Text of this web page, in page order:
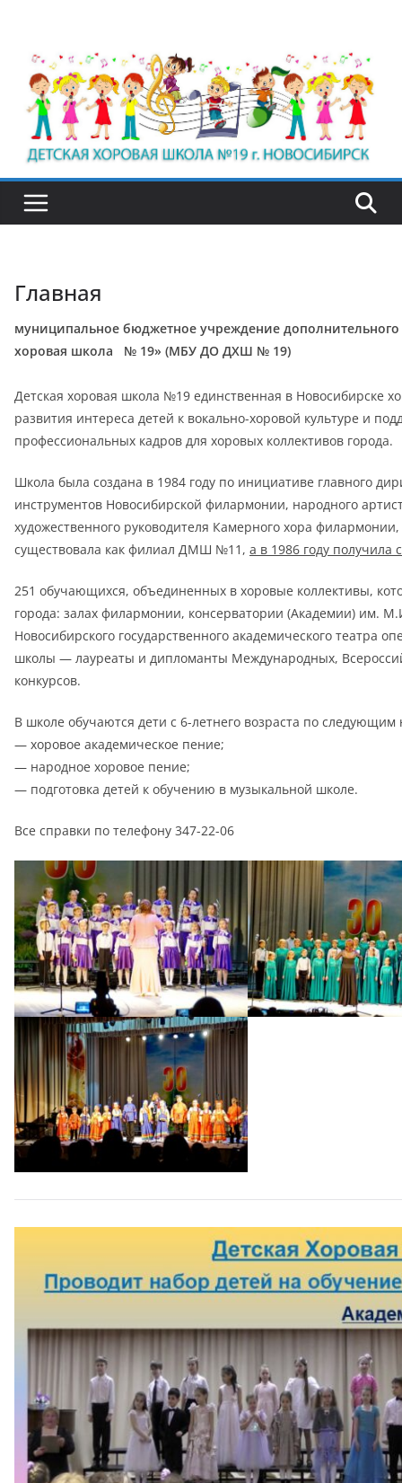
содержимому
Главная
муниципальное бюджетное учреждение дополнительного
хоровая школа № 19» (МБУ ДО ДХШ № 19)
Детская хоровая школа №19 единственная в Новосибирске
развития интереса детей к вокально-хоровой культуре и
профессиональных кадров для хоровых коллективов города.
Школа была создана в 1984 году по инициативе главного
инструментов Новосибирской филармонии, народного
художественного руководителя Камерного хора
существовала как филиал ДМШ №11, а в 1986 году получила
251 обучающихся, объединенных в хоровые коллективы,
города: залах филармонии, консерватории (Академии) им.
Новосибирского государственного академического театра
школы — лауреаты и дипломанты Международных,
конкурсов.
В школе обучаются дети с 6-летнего возраста по
— хоровое академическое пение;
— народное хоровое пение;
— подготовка детей к обучению в музыкальной школе.
Все справки по телефону 347-22-06